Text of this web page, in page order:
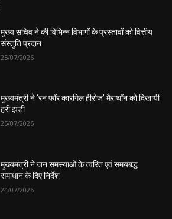
मुख्य सचिव ने की विभिन्न विभागों के प्रस्तावों को वित्तीय
संस्तुति प्रदान
25/07/2026
मुख्यमंत्री ने ‘रन फॉर कारगिल हीरोज’ मैराथॉन को दिखायी
हरी झंडी
25/07/2026
मुख्यमंत्री ने जन समस्याओं के त्वरित एवं समयबद्ध
समाधान के दिए निर्देश
24/07/2026